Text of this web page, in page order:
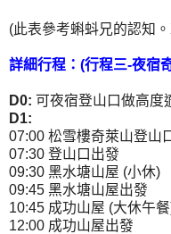
(此表參考蝌蚪兄的認知
詳細行程：(行程三-夜宿
D0: 可夜宿登山口做高度
D1:
07:00 松雪樓奇萊山登山
07:30 登山口出發
09:30 黑水塘山屋 (小休)
09:45 黑水塘山屋出發
10:45 成功山屋 (大休午
12:00 成功山屋出發